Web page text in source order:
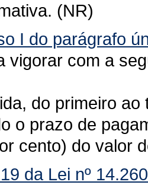
(NR)
I do parágrafo
vigorar com a
do primeiro
o prazo de
cento) do valor
da Lei nº